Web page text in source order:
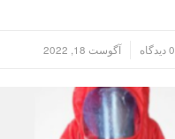
0 دیدگاه آگوست 18, 2022